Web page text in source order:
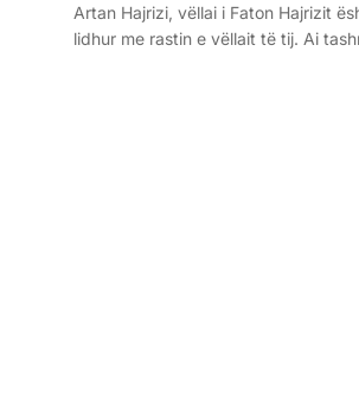
Artan Hajrizi, vëllai i Faton Hajrizit
lidhur me rastin e vëllait të tij. Ai